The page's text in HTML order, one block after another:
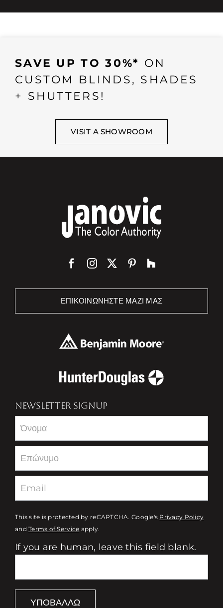
SAVE UP TO 30%* ON
CUSTOM BLINDS, SHADES
+ SHUTTERS!
VISIT A SHOWROOM
ΕΠΙΚΟΙΝΩΝΉΣΤΕ ΜΑΖΊ ΜΑΣ
NEWSLETTER SIGNUP
Newsletter
This site is protected by reCAPTCHA. Google's Privacy Policy
andTerms of Service apply.
If you are human, leave this field blank.
ΥΠΟΒΆΛΛΩ